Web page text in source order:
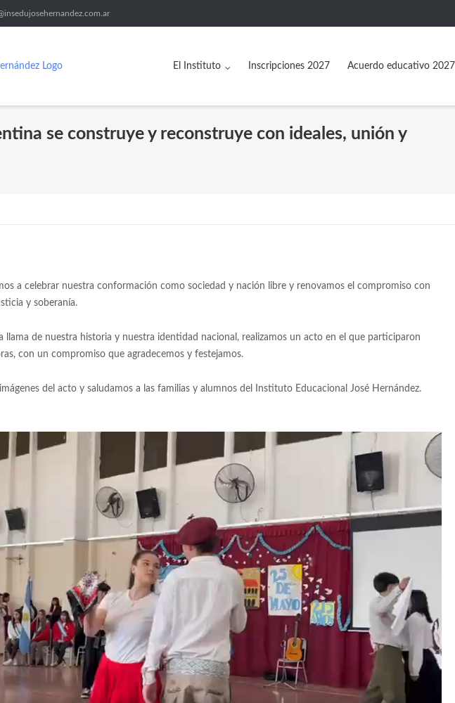
El Instituto Inscripciones 2027 Acuerdo educativo 2027
se construye y reconstruye con ideales, unión y
a celebrar nuestra conformación como sociedad y nación libre y renovamos el compromiso con
y soberanía.
llama de nuestra historia y nuestra identidad nacional, realizamos un acto en el que participaron
con un compromiso que agradecemos y festejamos.
del acto y saludamos a las familias y alumnos del Instituto Educacional José Hernández.